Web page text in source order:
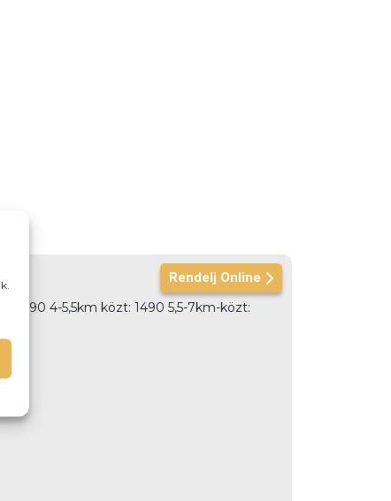
Rendelj Online
990 4-5,5km közt: 1490 5,5-7km-közt: